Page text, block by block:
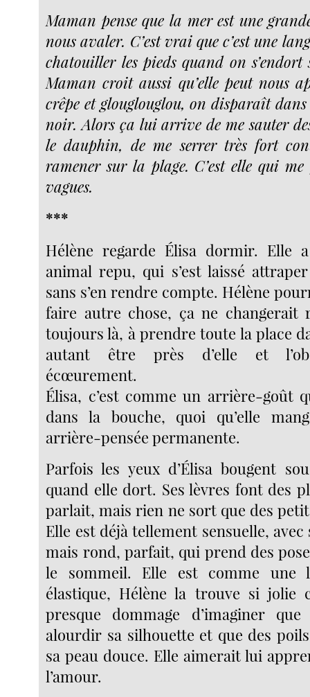
Maman pense que la mer est une
nous avaler. C’est vrai que c’est une
chatouiller les pieds quand on s’endort
Maman croit aussi qu’elle peut nous
crêpe et glouglouglou, on disparaît
noir. Alors ça lui arrive de me sauter
le dauphin, de me serrer très fort
ramener sur la plage. C’est elle qui
vagues.
***
Hélène regarde Élisa dormir. Elle
animal repu, qui s’est laissé
sans s’en rendre compte. Hélène
faire autre chose, ça ne changerait
toujours là, à prendre toute la place
autant être près d’elle et
écœurement.
Élisa, c’est comme un arrière-goût
dans la bouche, quoi qu’elle
arrière-pensée permanente.
Parfois les yeux d’Élisa bougent
quand elle dort. Ses lèvres font des
parlait, mais rien ne sort que des
Elle est déjà tellement sensuelle,
mais rond, parfait, qui prend des
le sommeil. Elle est comme une
élastique, Hélène la trouve si jolie
presque dommage d’imaginer
alourdir sa silhouette et que des
sa peau douce. Elle aimerait lui
l’amour.